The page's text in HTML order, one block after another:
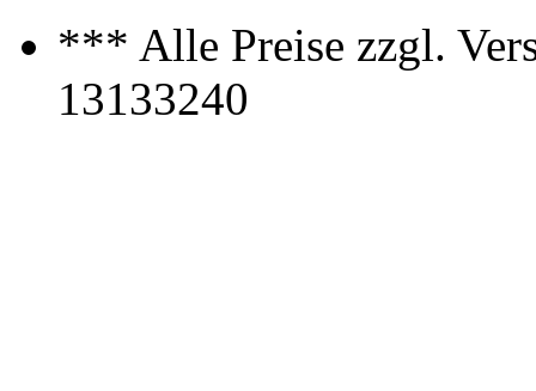
*** Alle Preise zzgl.
13133240